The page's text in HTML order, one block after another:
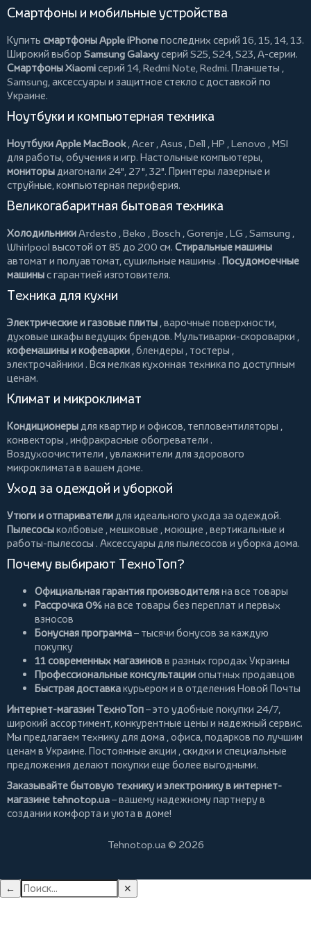
Смартфоны и мобильные устройства
Купить смартфоны Apple iPhoneпоследних серий 16, 15, 14, 13.
Широкий выбор Samsung Galaxyсерий S25, S24, S23, A-серии.
Смартфоны Xiaomiсерий 14, Redmi Note, Redmi. Планшеты ,
Samsung, аксессуары и защитное стекло с доставкой по
Украине.
Ноутбуки и компьютерная техника
Ноутбуки Apple MacBook,Acer ,Asus ,Dell ,HP ,Lenovo ,MSI
для работы, обучения и игр. Настольные компьютеры,
мониторыдиагонали 24", 27", 32". Принтеры лазерные и
струйные, компьютерная периферия.
Великогабаритная бытовая техника
ХолодильникиArdesto ,Beko ,Bosch ,Gorenje ,LG ,Samsung ,
Whirlpool высотой от 85 до 200 см. Стиральные машины
автомат и полуавтомат,сушильные машины . Посудомоечные
машиныс гарантией изготовителя.
Техника для кухни
Электрические и газовые плиты , варочные поверхности,
духовые шкафы ведущих брендов. Мультиварки-скороварки ,
кофемашины и кофеварки ,блендеры , тостеры ,
электрочайники . Вся мелкая кухонная техника по доступным
ценам.
Климат и микроклимат
Кондиционерыдля квартир и офисов, тепловентиляторы ,
конвекторы ,инфракрасные обогреватели .
Воздухоочистители , увлажнители для здорового
микроклимата в вашем доме.
Уход за одеждой и уборкой
Утюги и отпаривателидля идеального ухода за одеждой.
Пылесосыколбовые ,мешковые ,моющие ,вертикальные и
работы-пылесосы . Аксессуары для пылесосов и уборка дома.
Почему выбирают ТехноТоп?
Официальная гарантия производителяна все товары
Рассрочка 0%на все товары без переплат и первых
взносов
Бонусная программа– тысячи бонусов за каждую
покупку
11 современных магазиновв разных городах Украины
Профессиональные консультацииопытных продавцов
Быстрая доставкакурьером и в отделения Новой Почты
Интернет-магазин ТехноТоп– это удобные покупки 24/7,
широкий ассортимент, конкурентные цены и надежный сервис.
Мы предлагаем технику для дома , офиса, подарков по лучшим
ценам в Украине. Постоянные акции , скидки и специальные
предложения делают покупки еще более выгодными.
Заказывайте бытовую технику и электронику в интернет-
магазине tehnotop.ua– вашему надежному партнеру в
создании комфорта и уюта в доме!
Tehnotop.ua © 2026
← ✕